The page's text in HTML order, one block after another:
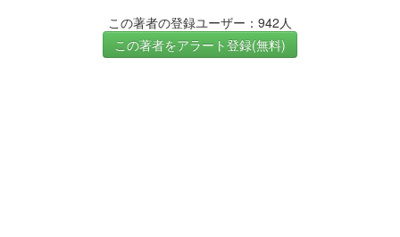
この著者の登録ユーザー：942人
この著者をアラート登録(無料)